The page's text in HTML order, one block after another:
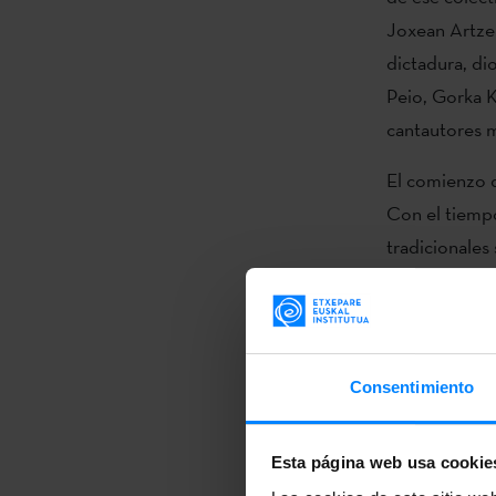
Consentimiento
Esta página web usa
Joxean
dictadura,
Peio, Gorka
cantautores
El comienzo
Con el
tradicionales
Anari, Jabier